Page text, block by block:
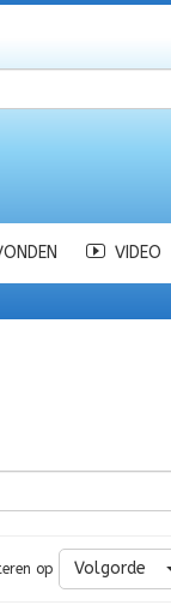
VIDEO
op Volgorde